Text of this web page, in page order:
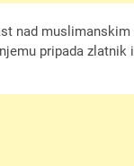
nad
pripada zlatnik